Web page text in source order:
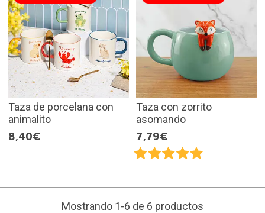
Taza de porcelana con
animalito
8,40€
Taza con zorrito
asomando
7,79€
Mostrando 1-6 de 6 productos